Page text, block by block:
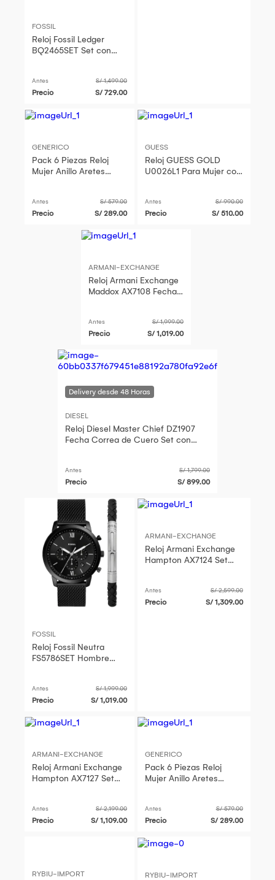
FOSSIL
Reloj Fossil Ledger
BQ2465SET Set con
Antes S/ 1,499.00
Precio S/ 729.00
GENERICO
Pack 6 Piezas Reloj
Mujer Anillo Aretes
Antes S/ 579.00
Precio S/ 289.00
GUESS
Reloj GUESS GOLD
U0026L1 Para Mujer con
Antes S/ 990.00
Precio S/ 510.00
ARMANI-EXCHANGE
Reloj Armani Exchange
Maddox AX7108 Fecha
Pulsera
Antes S/ 1,999.00
Precio S/ 1,019.00
DIESEL
Reloj Diesel Master Chief DZ1907
Fecha Correa de Cuero Set con
Antes S/ 1,799.00
Precio S/ 899.00
FOSSIL
Reloj Fossil Neutra
FS5786SET Hombre
Pulsera
Antes S/ 1,999.00
Precio S/ 1,019.00
ARMANI-EXCHANGE
Reloj Armani Exchange
Hampton AX7124 Set
Dial Negro
Antes S/ 2,599.00
Precio S/ 1,309.00
ARMANI-EXCHANGE
Reloj Armani Exchange
Hampton AX7127 Set
Gunmetal Dial Azul
Antes S/ 2,199.00
Precio S/ 1,109.00
GENERICO
Pack 6 Piezas Reloj
Mujer Anillo Aretes
Luxuries
Antes S/ 579.00
Precio S/ 289.00
RYBIU-IMPORT RYBIU-IMPORT